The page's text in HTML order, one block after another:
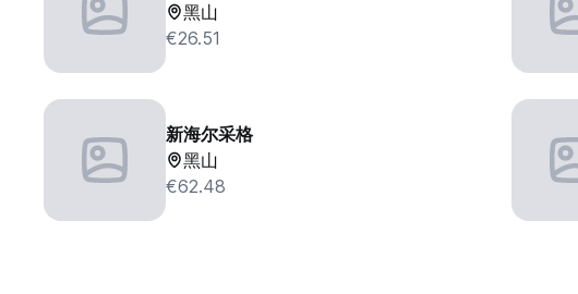
黑山
€26.51
新海尔采格
黑山
€62.48